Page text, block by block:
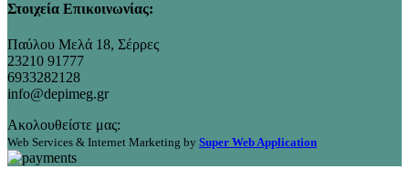
Στοιχεία Επικοινωνίας:
Παύλου Μελά 18, Σέρρες
23210 91777
6933282128
info@depimeg.gr
Ακολουθείστε μας:
Web Services & Internet Marketing by Super Web Application